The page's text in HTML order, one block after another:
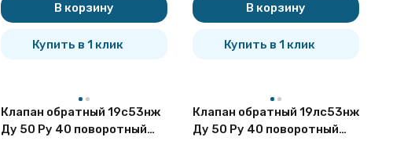
В корзину
Купить в 1 клик
В корзину
Купить в 1 клик
Клапан обратный 19с53нж
Ду 50 Ру 40 поворотный
Клапан обратный 19лс53нж
Ду 50 Ру 40 поворотный